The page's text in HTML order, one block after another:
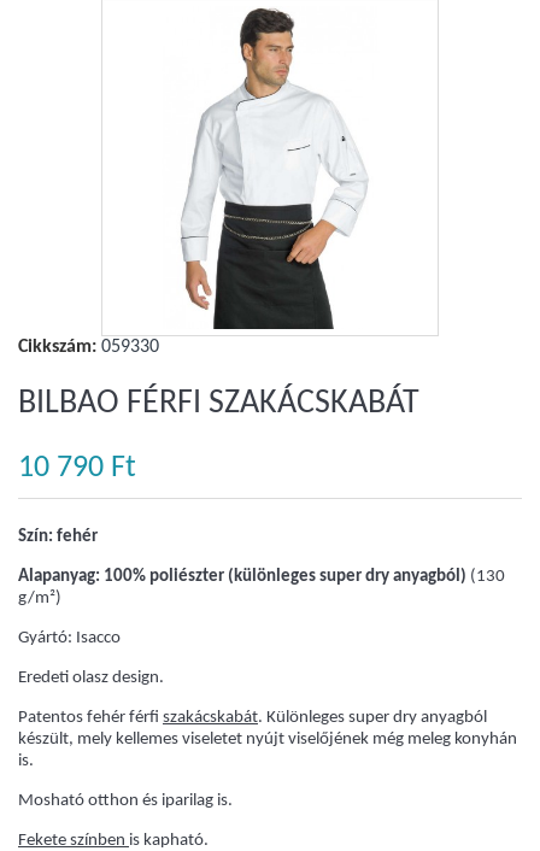
Cikkszám: 059330
BILBAO FÉRFI SZAKÁCSKABÁT
10 790 Ft‎
Szín: fehér
Alapanyag: 100% poliészter (különleges super dry anyagból) (130
g/m²)
Gyártó: Isacco
Eredeti olasz design.
Patentos fehér férfi szakácskabát. Különleges super dry anyagból
készült, mely kellemes viseletet nyújt viselőjének még meleg konyhán
is.
Mosható otthon és iparilag is.
Fekete színben is kapható.